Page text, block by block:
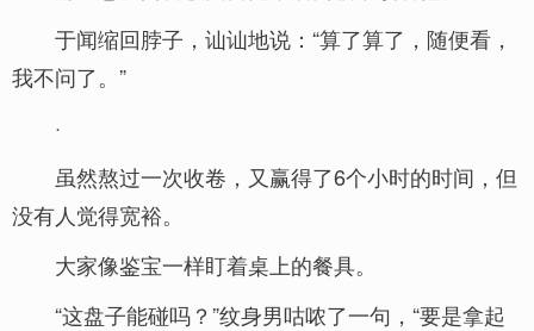
于闻缩回脖子，讪讪地说：“算了算了，随便看，
我不问了。”
·
虽然熬过一次收卷，又赢得了6个小时的时间，但
没有人觉得宽裕。
大家像鉴宝一样盯着桌上的餐具。
“这盘子能碰吗？”纹身男咕哝了一句，“要是拿起